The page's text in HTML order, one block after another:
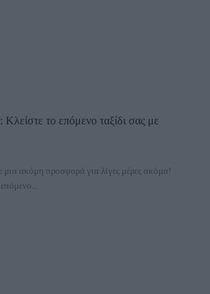
το επόμενο ταξίδι σας με
μια ακόμη προσφορά για λίγες μέρες ακόμα!